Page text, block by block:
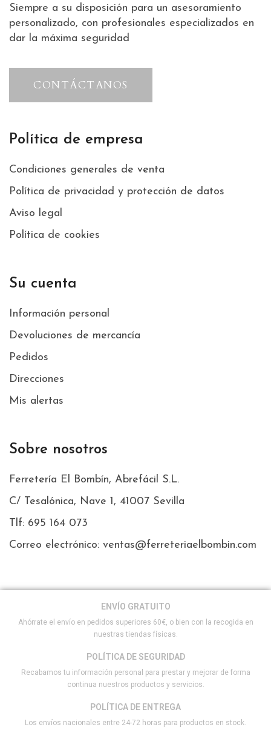
Siempre a su disposición para un asesoramiento
personalizado, con profesionales especializados en
dar la máxima seguridad
CONTÁCTANOS
Política de empresa
Condiciones generales de venta
Política de privacidad y protección de datos
Aviso legal
Política de cookies
Su cuenta
Información personal
Devoluciones de mercancía
Pedidos
Direcciones
Mis alertas
Sobre nosotros
Ferretería El Bombín, Abrefácil S.L.
C/ Tesalónica, Nave 1, 41007 Sevilla
Tlf: 695 164 073
Correo electrónico: ventas@ferreteriaelbombin.com
ENVÍO GRATUITO
Ahórrate el envío en pedidos superiores 60€, o bien con la recogida en
nuestras tiendas físicas.
POLÍTICA DE SEGURIDAD
Recabamos tu información personal para prestar y mejorar de forma
continua nuestros productos y servicios.
POLÍTICA DE ENTREGA
Los envíos nacionales entre 24-72 horas para productos en stock.